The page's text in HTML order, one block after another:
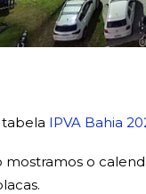
IPVA Bahia
mostramos o